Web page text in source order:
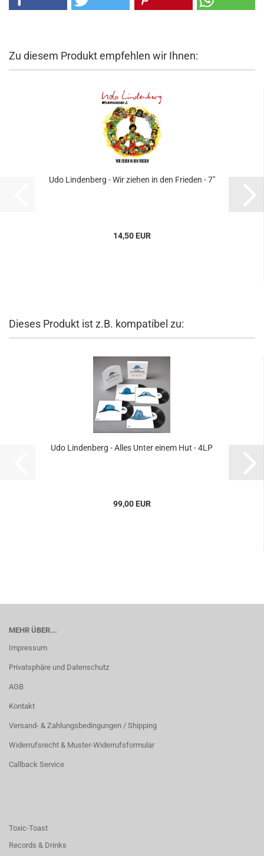
Zu diesem Produkt empfehlen wir Ihnen:
Udo Lindenberg - Wir ziehen in den Frieden - 7"
14,50 EUR
Dieses Produkt ist z.B. kompatibel zu:
Udo Lindenberg - Alles Unter einem Hut - 4LP
99,00 EUR
MEHR ÜBER...
Impressum
Privatsphäre und Datenschutz
AGB
Kontakt
Versand- & Zahlungsbedingungen / Shipping
Widerrufsrecht & Muster-Widerrufsformular
Callback Service
Toxic-Toast
Records & Drinks